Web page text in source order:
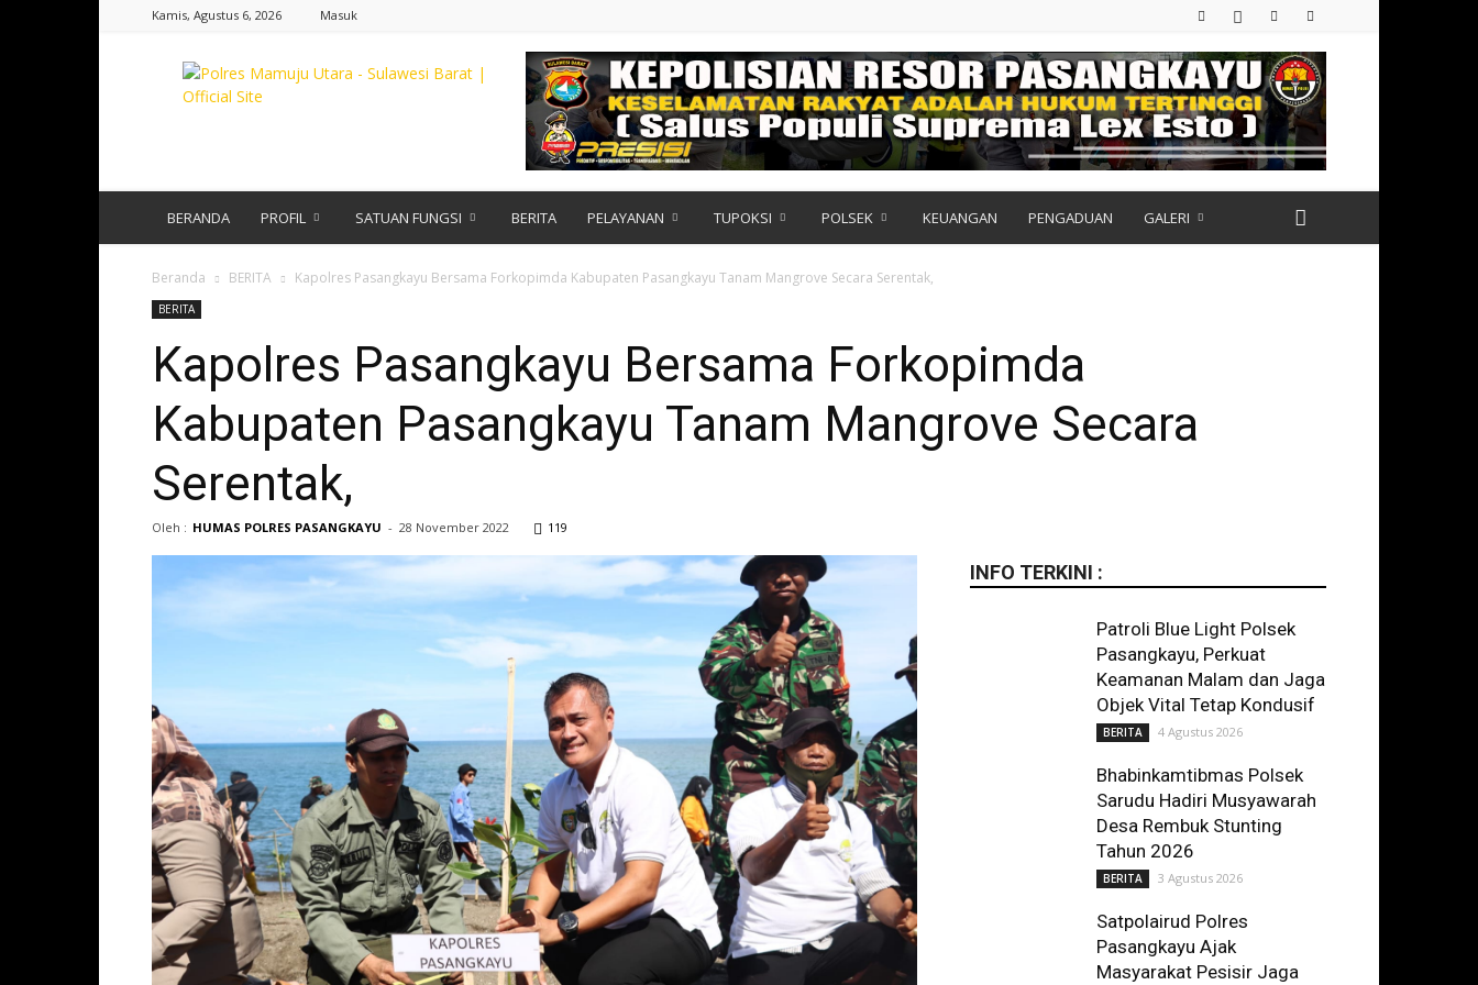
Kamis, Agustus 6, 2026 Masuk
Polres
Pasangkayu
BERANDA PROFIL SATUAN FUNGSI BERITA PELAYANAN TUPOKSI POLSEK KEUANGAN PENGADUAN GALERI
Beranda BERITA Kapolres Pasangkayu Bersama Forkopimda Kabupaten Pasangkayu Tanam Mangrove Secara Serentak,
BERITA
Kapolres Pasangkayu Bersama Forkopimda
Kabupaten Pasangkayu Tanam Mangrove Secara
Serentak,
Oleh : HUMAS POLRES PASANGKAYU - 28 November 2022 119
INFO TERKINI :
Patroli Blue Light Polsek
Pasangkayu, Perkuat
Keamanan Malam dan Jaga
Objek Vital Tetap Kondusif
BERITA 4 Agustus 2026
Bhabinkamtibmas Polsek
Sarudu Hadiri Musyawarah
Desa Rembuk Stunting
Tahun 2026
BERITA 3 Agustus 2026
Satpolairud Polres
Pasangkayu Ajak
Masyarakat Pesisir Jaga